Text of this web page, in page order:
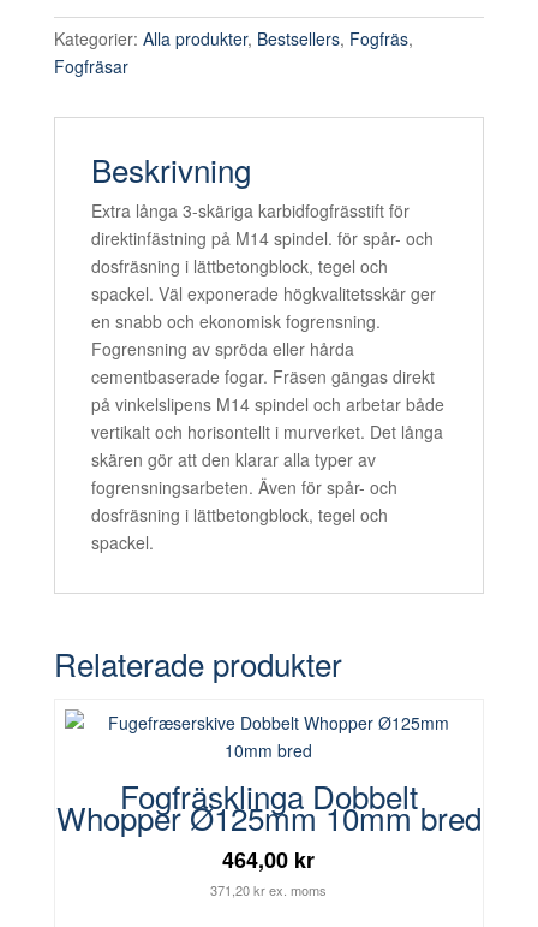
mm
för
direktinfästning
spindel.
Kategorier: Alla produkter, Bestsellers, Fogfräs,
Fogfräsar
Beskrivning
Extra långa 3-skäriga karbidfogfrässtift för
direktinfästning på M14 spindel. för spår- och
dosfräsning i lättbetongblock, tegel och
spackel. Väl exponerade högkvalitetsskär ger
en snabb och ekonomisk fogrensning.
Fogrensning av spröda eller hårda
cementbaserade fogar. Fräsen gängas direkt
på vinkelslipens M14 spindel och arbetar både
vertikalt och horisontellt i murverket. Det långa
skären gör att den klarar alla typer av
fogrensningsarbeten. Även för spår- och
dosfräsning i lättbetongblock, tegel och
spackel.
Relaterade produkter
Fogfräsklinga Dobbelt
Whopper Ø125mm 10mm bred
464,00 kr
371,20 kr ex. moms